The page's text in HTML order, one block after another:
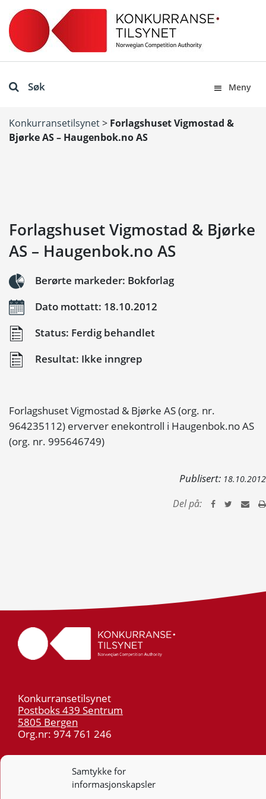
Samtykke for
informasjonskapsler
Søk Meny
Konkurransetilsynet> Forlagshuset Vigmostad &
Bjørke AS – Haugenbok.no AS
Forlagshuset Vigmostad & Bjørke
AS – Haugenbok.no AS
Berørte markeder: Bokforlag
Dato mottatt: 18.10.2012
Status: Ferdig behandlet
Resultat: Ikke inngrep
Forlagshuset Vigmostad & Bjørke AS (org. nr.
964235112) erverver enekontroll i Haugenbok.no AS
(org. nr. 995646749)
Publisert: 18.10.2012
Del på:
Konkurransetilsynet
Postboks 439 Sentrum
5805 Bergen
Org.nr: 974 761 246
55 59 75 00
post@kt.no